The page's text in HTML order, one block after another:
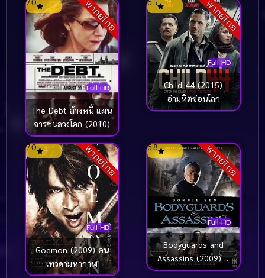
(2003) มาสเตอร์ แอนด์
คอมแมนเดอร์ ผู้
บัญชาการล่าสุดขอบโลก
พากย์ไทย
Full HD
7.0
The Debt ล้างหนี้ แผน
จารชนลวงโลก (2010)
พากย์ไทย
Full HD
6.5
Child 44 (2015)
อำมหิตซ่อนโลก
พากย์ไทย
Full HD
7.0
Goemon (2009) คน
เทวดามหากาฬ
พากย์ไทย
Full HD
6.8
Bodyguards and
Assassins (2009) 5
พยัคฆ์พิทักษ์ซุนยัดเซ็น